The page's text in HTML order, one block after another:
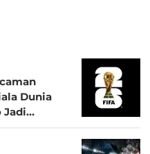
Dunia
Jadi